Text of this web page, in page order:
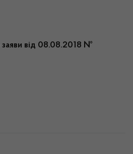
від 08.08.2018 №